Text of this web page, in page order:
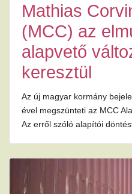
Mathias
(MCC) az
alapvető
keresztül
Az új magyar kormány
ével megszünteti az MCC
Az erről szóló alapítói